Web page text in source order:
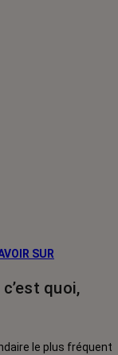
SUR
quoi,
le plus fréquent